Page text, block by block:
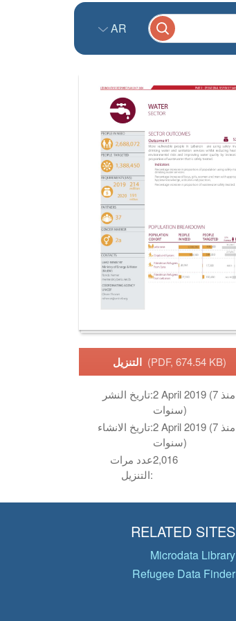
AR
التنزيل (PDF, 674.54 KB)
تاريخ النشر:2 April 2019 (منذ 7
سنوات)
تاريخ الانشاء:2 April 2019 (منذ 7
سنوات)
عدد مرات
التنزيل:
2,016
RELATED SITES
Microdata Library
Refugee Data Finder